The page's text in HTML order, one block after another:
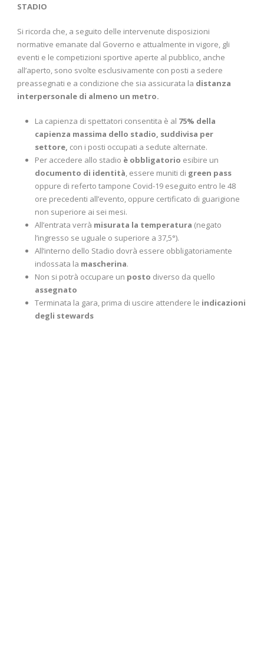
STADIO
Si ricorda che, a seguito delle intervenute disposizioni
normative emanate dal Governo e attualmente in vigore, gli
eventi e le competizioni sportive aperte al pubblico, anche
all’aperto, sono svolte esclusivamente con posti a sedere
preassegnati e a condizione che sia assicurata la distanza
interpersonale di almeno un metro.
La capienza di spettatori consentita è al 75% della
capienza massima dello stadio, suddivisa per
settore, con i posti occupati a sedute alternate.
Per accedere allo stadio è obbligatorio esibire un
documento di identità, essere muniti di green pass
oppure di referto tampone Covid-19 eseguito entro le 48
ore precedenti all’evento, oppure certificato di guarigione
non superiore ai sei mesi.
All’entrata verrà misurata la temperatura (negato
l’ingresso se uguale o superiore a 37,5°).
All’interno dello Stadio dovrà essere obbligatoriamente
indossata la mascherina.
Non si potrà occupare un posto diverso da quello
assegnato
Terminata la gara, prima di uscire attendere le indicazioni
degli stewards